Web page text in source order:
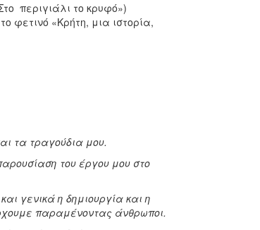
περιγιάλι το κρυφό»)
φετινό «Κρήτη, μια ιστορία,
τα τραγούδια μου.
του έργου μου στο
γενικά η δημιουργία και η
παραμένοντας άνθρωποι.